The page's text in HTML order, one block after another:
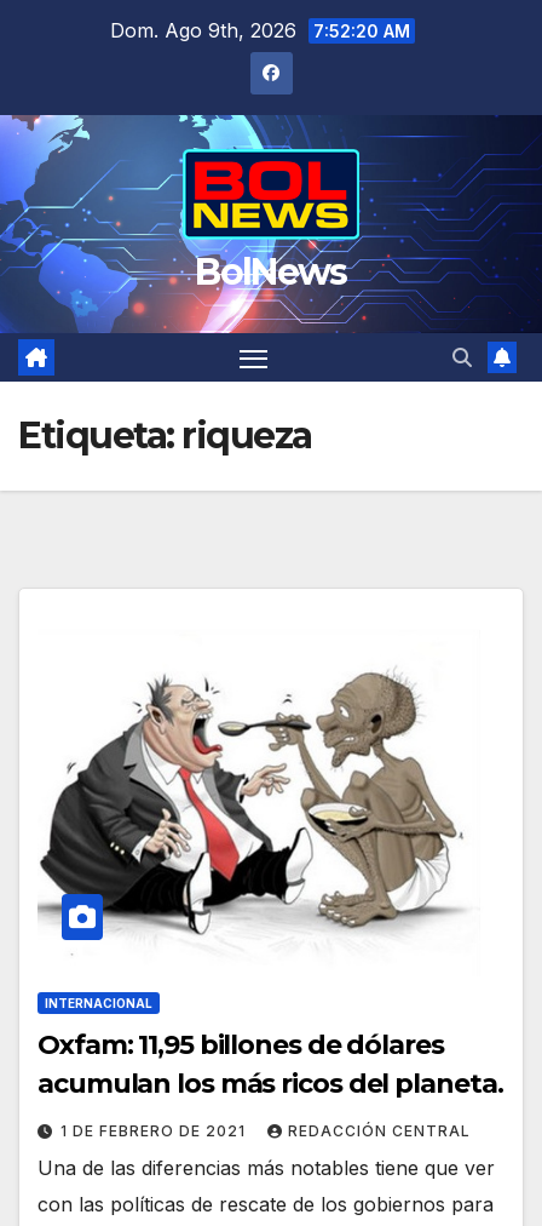
Dom. Ago 9th, 2026 7:52:20 AM
BolNews
Etiqueta: riqueza
INTERNACIONAL
Oxfam: 11,95 billones de dólares
acumulan los más ricos del planeta.
1 DE FEBRERO DE 2021 REDACCIÓN CENTRAL
Una de las diferencias más notables tiene que ver
con las políticas de rescate de los gobiernos para